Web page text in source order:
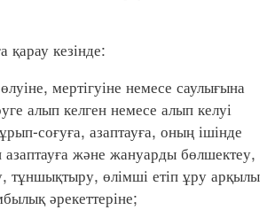
кезінде:
мертігуіне немесе саулығына
алып келген немесе алып келуі
соғуға, азаптауға, оның ішінде
және жануарды бөлшектеу,
тұншықтыру, өлімші етіп ұру арқылы
әрекеттеріне;